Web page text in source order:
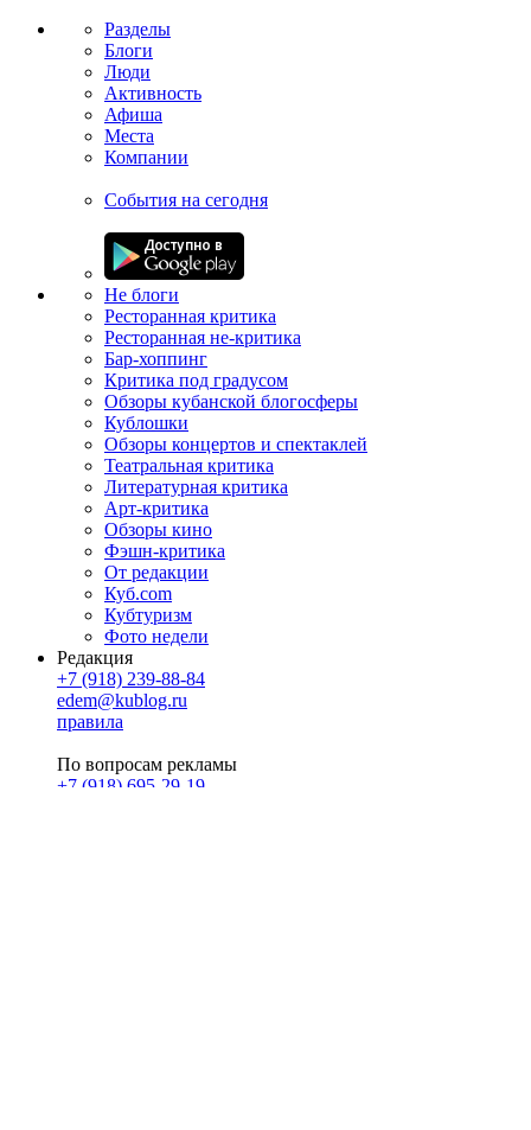
Разделы
Блоги
Люди
Активность
Афиша
Места
Компании
События на сегодня
Не блоги
Ресторанная критика
Ресторанная не-критика
Бар-хоппинг
Критика под градусом
Обзоры кубанской блогосферы
Кублошки
Обзоры концертов и спектаклей
Театральная критика
Литературная критика
Арт-критика
Обзоры кино
Фэшн-критика
От редакции
Куб.com
Кубтуризм
Фото недели
Редакция
+7 (918) 239-88-84
edem@kublog.ru
правила
По вопросам рекламы
+7 (918) 695-29-19